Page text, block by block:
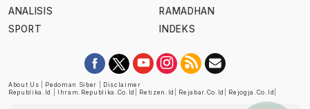
ANALISIS
SPORT
RAMADHAN
INDEKS
About Us Pedoman Siber
Disclaimer
Republika.id
Ihram.republika.co.id Retizen.id Rejabar.co.id Rejogja.co.id